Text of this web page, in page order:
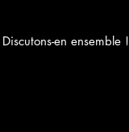
en ensemble !